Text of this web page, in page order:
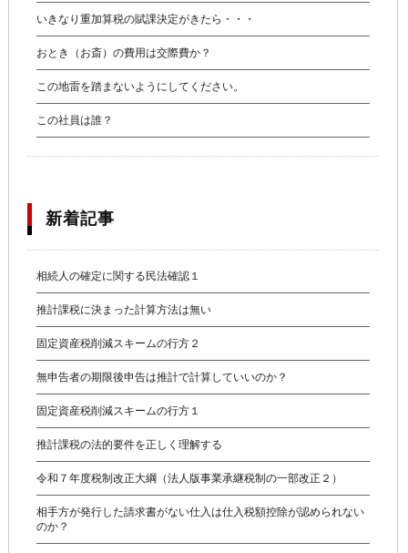
いきなり重加算税の賦課決定がきたら・・・
おとき（お斎）の費用は交際費か？
この地雷を踏まないようにしてください。
この社員は誰？
新着記事
相続人の確定に関する民法確認１
推計課税に決まった計算方法は無い
固定資産税削減スキームの行方２
無申告者の期限後申告は推計で計算していいのか？
固定資産税削減スキームの行方１
推計課税の法的要件を正しく理解する
令和７年度税制改正大綱（法人版事業承継税制の一部改正２）
相手方が発行した請求書がない仕入は仕入税額控除が認められない
のか？